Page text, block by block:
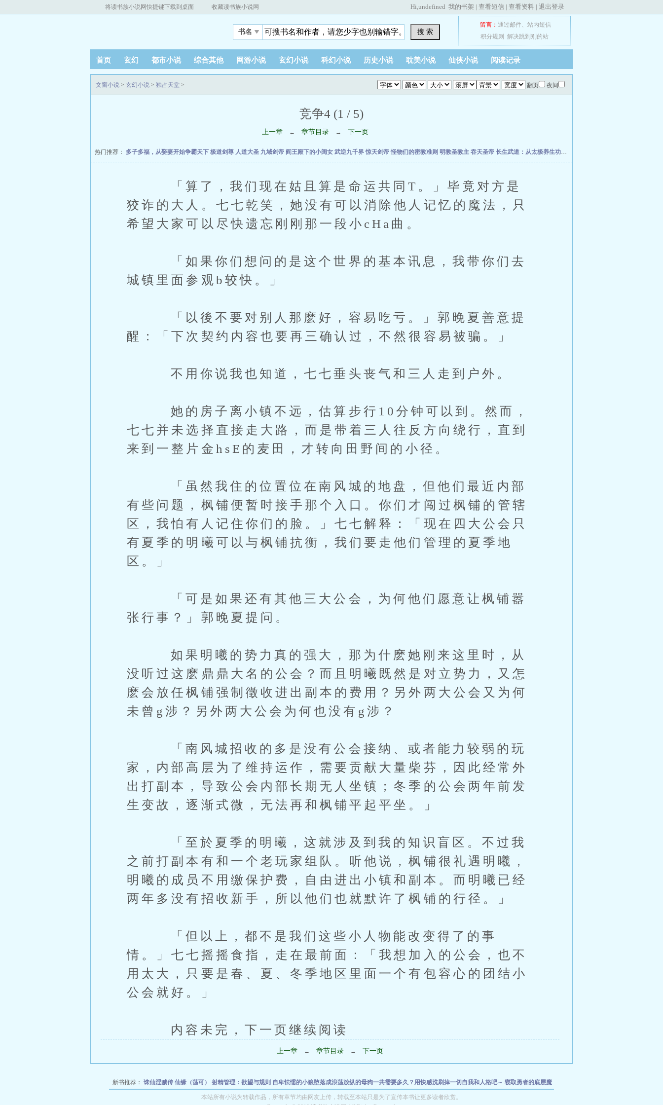
将读书族小说网快捷键下载到桌面 收藏读书族小说网 Hi,undefined 我的书架 | 查看短信 | 查看资料 | 退出登录
书名 搜 索
留言： 通过邮件、 站内短信
积分规则
解决跳到别的站
首页 玄幻 都市小说 综合其他 网游小说 玄幻小说 科幻小说 历史小说 耽美小说 仙侠小说 阅读记录
翻页 夜间
文窗小说 > 玄幻小说 > 独占天堂 >
竞争4 (1 / 5)
上一章 ← 章节目录 → 下一页
热门推荐： 多子多福，从娶妻开始争霸天下 极道剑尊 人道大圣 九域剑帝 阎王殿下的小闺女 武逆九千界惊天剑帝怪物们的密教准则 明教圣教主 吞天圣帝 长生武道：从太极养生功开始
「算了，我们现在姑且算是命运共同T。」毕竟对方是
狡诈的大人。七七乾笑，她没有可以消除他人记忆的魔法，只
希望大家可以尽快遗忘刚刚那一段小cHa曲。
「如果你们想问的是这个世界的基本讯息，我带你们去
城镇里面参观b较快。」
「以後不要对别人那麽好，容易吃亏。」郭晚夏善意提
醒：「下次契约内容也要再三确认过，不然很容易被骗。」
不用你说我也知道，七七垂头丧气和三人走到户外。
她的房子离小镇不远，估算步行10分钟可以到。然而，
七七并未选择直接走大路，而是带着三人往反方向绕行，直到
来到一整片金hsE的麦田，才转向田野间的小径。
「虽然我住的位置位在南风城的地盘，但他们最近内部
有些问题，枫铺便暂时接手那个入口。你们才闯过枫铺的管辖
区，我怕有人记住你们的脸。」七七解释：「现在四大公会只
有夏季的明曦可以与枫铺抗衡，我们要走他们管理的夏季地
区。」
「可是如果还有其他三大公会，为何他们愿意让枫铺嚣
张行事？」郭晚夏提问。
如果明曦的势力真的强大，那为什麽她刚来这里时，从
没听过这麽鼎鼎大名的公会？而且明曦既然是对立势力，又怎
麽会放任枫铺强制徵收进出副本的费用？另外两大公会又为何
未曾g涉？另外两大公会为何也没有g涉？
「南风城招收的多是没有公会接纳、或者能力较弱的玩
家，内部高层为了维持运作，需要贡献大量柴芬，因此经常外
出打副本，导致公会内部长期无人坐镇；冬季的公会两年前发
生变故，逐渐式微，无法再和枫铺平起平坐。」
「至於夏季的明曦，这就涉及到我的知识盲区。不过我
之前打副本有和一个老玩家组队。听他说，枫铺很礼遇明曦，
明曦的成员不用缴保护费，自由进出小镇和副本。而明曦已经
两年多没有招收新手，所以他们也就默许了枫铺的行径。」
「但以上，都不是我们这些小人物能改变得了的事
情。」七七摇摇食指，走在最前面：「我想加入的公会，也不
用太大，只要是春、夏、冬季地区里面一个有包容心的团结小
公会就好。」
内容未完，下一页继续阅读
上一章 ← 章节目录 → 下一页
新书推荐： 诛仙淫贼传 仙缘（荡可） 射精管理：欲望与规则 自卑怯懦的小狼堕落成浪荡放纵的母狗一共需要多久？用快感洗刷掉一切自我和人格吧～ 寝取勇者的底层魔
身为神女却被扶她迦摩与瓦尔基里们变成了性上瘾的便器 败者受奸~我最爱的性斗萝莉女友绝对不会被巨根男夺走凌辱种付？轮番让狐神们堕落成银乱的母狗，让大家
本站所有小说为转载作品，所有章节均由网友上传，转载至本站只是为了宣传本书让更多读者欣赏。